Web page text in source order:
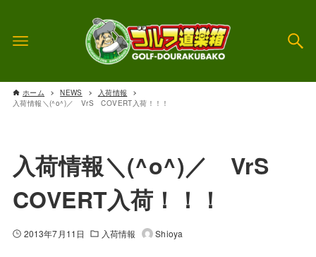
ホーム NEWS
入荷情報
入荷情報＼(^o^)／ VrS COVERT入荷！！！
入荷情報＼(^o^)／ VrS
COVERT入荷！！！
2013年7月11日 入荷情報 Shioya